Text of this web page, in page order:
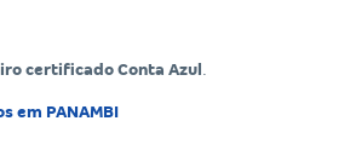
certificado Conta Azul
em PANAMBI